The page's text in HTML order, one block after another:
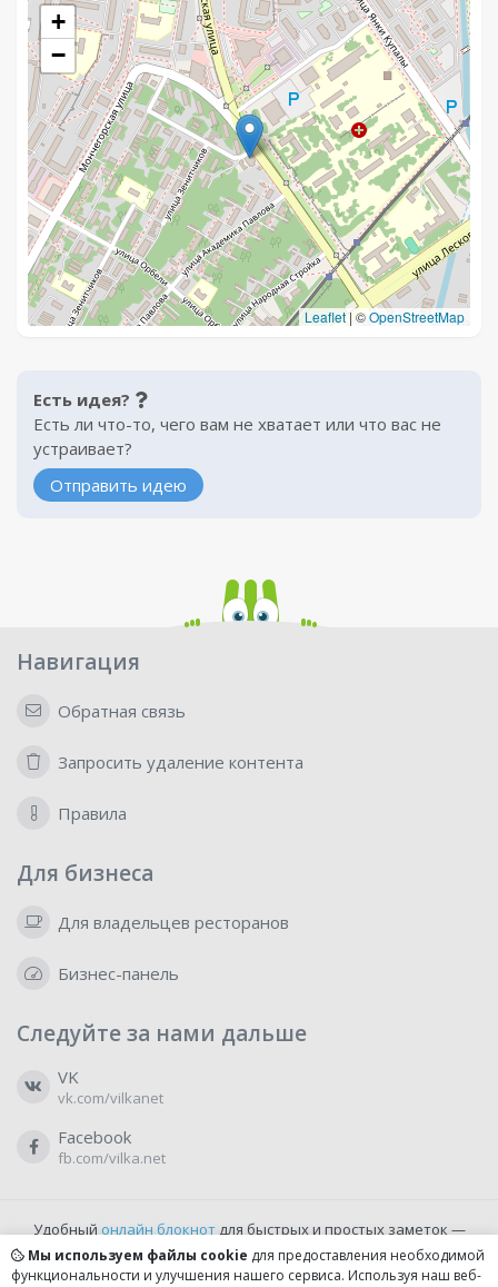
+
−
Leaflet|©OpenStreetMap
Есть идея?
Есть ли что-то, чего вам не хватает или что вас не
устраивает?
Отправить идею
Навигация
Обратная связь
Запросить удаление контента
Правила
Для бизнеса
Для владельцев ресторанов
Бизнес-панель
Следуйте за нами дальше
VK
vk.com/vilkanet
Facebook
fb.com/vilka.net
Удобный онлайн блокнотдля быстрых и простых заметок —
бесплатно и доступно прямо из браузера.
Мы используем файлы cookie для предоставления необходимой
функциональности и улучшения нашего сервиса. Используя наш веб-